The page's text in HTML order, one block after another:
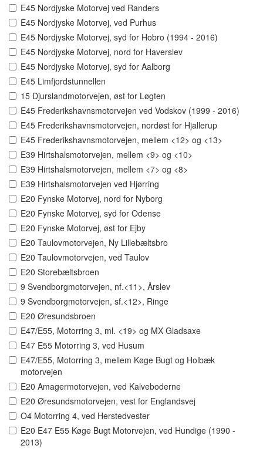
E45 Nordjyske Motorvej ved Randers
E45 Nordjyske Motorvej, ved Purhus
E45 Nordjyske Motorvej, syd for Hobro (1994 - 2016)
E45 Nordjyske Motorvej, nord for Haverslev
E45 Nordjyske Motorvej, syd for Aalborg
E45 Limfjordstunnellen
15 Djurslandmotorvejen, øst for Løgten
E45 Frederikshavnsmotorvejen ved Vodskov (1999 - 2016)
E45 Frederikshavnsmotorvejen, nordøst for Hjallerup
E45 Frederikshavnsmotorvejen, mellem <12> og <13>
E39 Hirtshalsmotorvejen, mellem <9> og <10>
E39 Hirtshalsmotorvejen, mellem <7> og <8>
E39 Hirtshalsmotorvejen ved Hjørring
E20 Fynske Motorvej, nord for Nyborg
E20 Fynske Motorvej, syd for Odense
E20 Fynske Motorvej, øst for Ejby
E20 Taulovmotorvejen, Ny Lillebæltsbro
E20 Taulovmotorvejen, ved Taulov
E20 Storebæltsbroen
9 Svendborgmotorvejen, nf.<11>, Årslev
9 Svendborgmotorvejen, sf.<12>, Ringe
E20 Øresundsbroen
E47/E55, Motorring 3, ml. <19> og MX Gladsaxe
E47 E55 Motorring 3, ved Husum
E47/E55, Motorring 3, mellem Køge Bugt og Holbæk
motorvejen
E20 Amagermotorvejen, ved Kalveboderne
E20 Øresundsmotorvejen, vest for Englandsvej
O4 Motorring 4, ved Herstedvester
E20 E47 E55 Køge Bugt Motorvejen, ved Hundige (1990 -
2013)